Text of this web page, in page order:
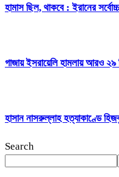
হামাস ছিল, থাকবে : ইরানের
গাজায় ইসরায়েলি হামলায় আরও ২৯
হাসান নাসরুল্লাহ হত্যাকাণ্ডে
Search